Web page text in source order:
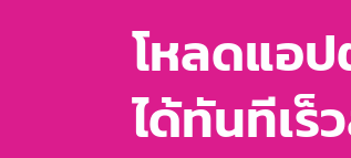
โหลดแอ
ได้ทันทีเร็